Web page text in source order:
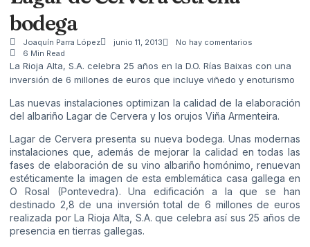
bodega
Joaquín Parra López junio 11, 2013
No hay comentarios
6 Min Read
La Rioja Alta, S.A. celebra 25 años en la D.O. Rías Baixas con una
inversión de 6 millones de euros que incluye viñedo y enoturismo
Las nuevas instalaciones optimizan la calidad de la elaboración
del albariño Lagar de Cervera y los orujos Viña Armenteira.
Lagar de Cervera presenta su nueva bodega. Unas modernas
instalaciones que, además de mejorar la calidad en todas las
fases de elaboración de su vino albariño homónimo, renuevan
estéticamente la imagen de esta emblemática casa gallega en
O Rosal (Pontevedra). Una edificación a la que se han
destinado 2,8 de una inversión total de 6 millones de euros
realizada por La Rioja Alta, S.A. que celebra así sus 25 años de
presencia en tierras gallegas.